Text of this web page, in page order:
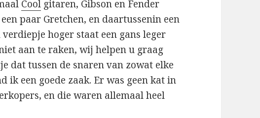
Cool gitaren, Gibson en Fender
paar Gretchen, en daartussenin een
verdiepje hoger staat een gans leger
aan te raken, wij helpen u graag
dat tussen de snaren van zowat elke
ik een goede zaak. Er was geen kat in
en die waren allemaal heel